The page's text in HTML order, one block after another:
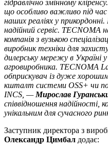
гідравлічно змінному
що особливо важливо під
наших реаліях у
надійний сервіс. TECNOMA
компанія з вузькою
виробник техніки для
дилерську мережу в Україні
агровиробника. TECNOMA
обприскувач із дуже
кшталт системи OSS+ чи
INCS, — Мирослав
співвідношення надійності,
унікальним для сучасного
Заступник директора з
Олександр Цимбал додає: